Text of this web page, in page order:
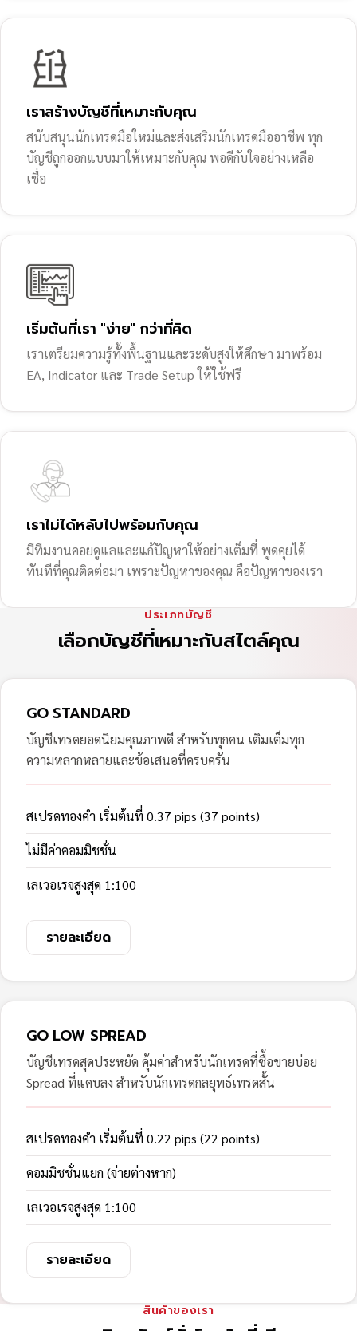
เราสร้างบัญชีที่เหมาะกับคุณ
สนับสนุนนักเทรดมือใหม่และส่งเสริมนักเทรดมืออาชีพ ทุก
บัญชีถูกออกแบบมาให้เหมาะกับคุณ พอดีกับใจอย่างเหลือ
เชื่อ
เริ่มต้นที่เรา "ง่าย" กว่าที่คิด
เราเตรียมความรู้ทั้งพื้นฐานและระดับสูงให้ศึกษา มาพร้อม
EA, Indicator และ Trade Setup ให้ใช้ฟรี
เราไม่ได้หลับไปพร้อมกับคุณ
มีทีมงานคอยดูแลและแก้ปัญหาให้อย่างเต็มที่ พูดคุยได้
ทันทีที่คุณติดต่อมา เพราะปัญหาของคุณ คือปัญหาของเรา
ประเภทบัญชี
เลือกบัญชีที่เหมาะกับสไตล์คุณ
GO STANDARD
บัญชีเทรดยอดนิยมคุณภาพดี สำหรับทุกคน เติมเต็มทุก
ความหลากหลายและข้อเสนอที่ครบครัน
สเปรดทองคำ เริ่มต้นที่ 0.37 pips (37 points)
ไม่มีค่าคอมมิชชั่น
เลเวอเรจสูงสุด 1:100
รายละเอียด
GO LOW SPREAD
บัญชีเทรดสุดประหยัด คุ้มค่าสำหรับนักเทรดที่ซื้อขายบ่อย
Spread ที่แคบลง สำหรับนักเทรดกลยุทธ์เทรดสั้น
สเปรดทองคำ เริ่มต้นที่ 0.22 pips (22 points)
คอมมิชชั่นแยก (จ่ายต่างหาก)
เลเวอเรจสูงสุด 1:100
รายละเอียด
สินค้าของเรา